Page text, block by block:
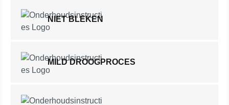
NIET BLEKEN
MILD DROOGPROCES